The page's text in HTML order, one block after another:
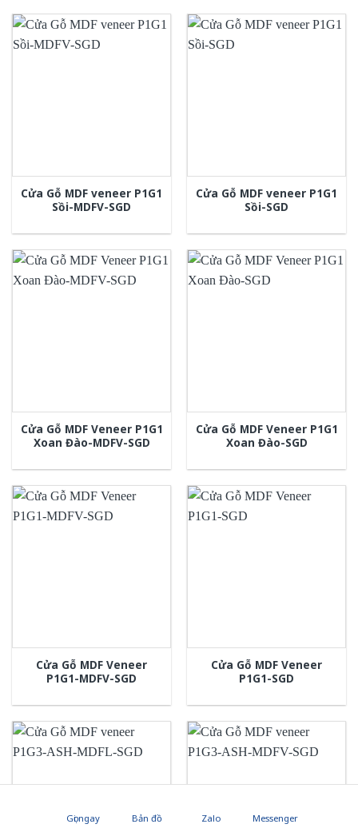
Cửa Gỗ MDF veneer P1G1
Sồi-MDFV-SGD
Cửa Gỗ MDF veneer P1G1
Sồi-SGD
Cửa Gỗ MDF Veneer P1G1
Xoan Đào-MDFV-SGD
Cửa Gỗ MDF Veneer P1G1
Xoan Đào-SGD
Cửa Gỗ MDF Veneer
P1G1-MDFV-SGD
Cửa Gỗ MDF Veneer
P1G1-SGD
Gọi ngay Bản đồ Zalo Messenger